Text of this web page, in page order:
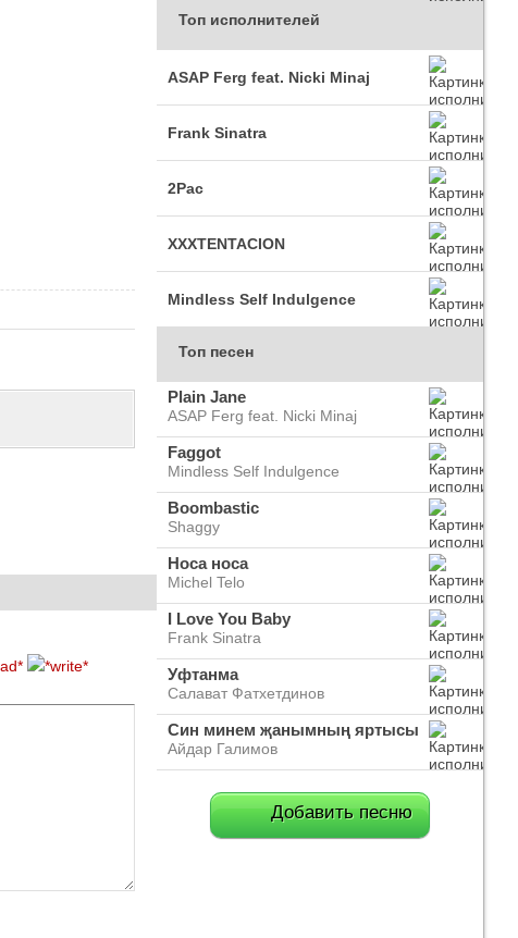
Топ исполнителей
ASAP Ferg feat. Nicki Minaj
Frank Sinatra
2Pac
XXXTENTACION
Mindless Self Indulgence
Топ песен
Plain Jane
ASAP Ferg feat. Nicki Minaj
Faggot
Mindless Self Indulgence
Boombastic
Shaggy
Носа носа
Michel Telo
I Love You Baby
Frank Sinatra
Уфтанма
Салават Фатхетдинов
Син минем җанымның яртысы
Айдар Галимов
Добавить песню